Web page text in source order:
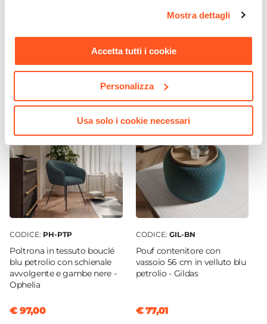
momento. Per maggiori informazioni si invita a leggere la
nostraCookie Policy.
Mostra dettagli
Accetta tutti i cookie
Personalizza
Usa solo i cookie necessari
Allungamento telescopico
Posti A Sedere
6 posti|8 posti
€ 67,00
Divano 2 posti in tessuto
ciniglia blu petrolio con
€ 337,00
CODICE: PH-PTP
Poltrona in tessuto bouclé
blu petrolio con schienale
avvolgente e gambe nere -
Ophelia
€ 97,00
CODICE: GIL-BN
Pouf contenitore con
vassoio 56 cm in velluto blu
petrolio - Gildas
€ 77,01